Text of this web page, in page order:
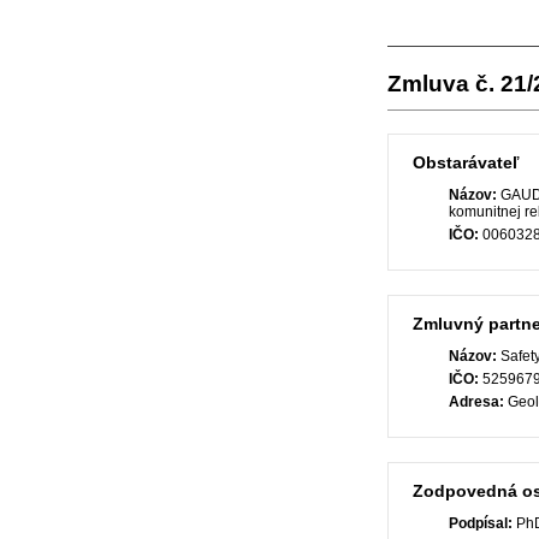
Zmluva č. 21/
Obstarávateľ
Názov:
komunitnej
IČO:
Zmluvný
Názov:
IČO:
Adresa:
Zodpovedná
Podpísal: